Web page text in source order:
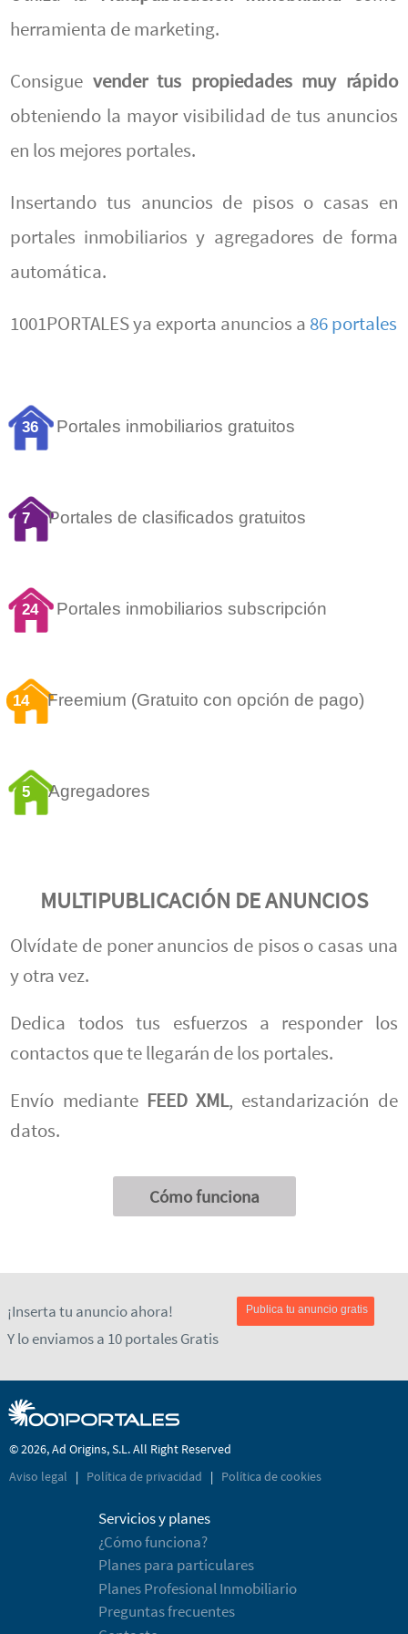
herramienta de marketing.
Consigue vender tus propiedades muy rápido
obteniendo la mayor visibilidad de tus anuncios
en los mejores portales.
Insertando tus anuncios de pisos o casas en
portales inmobiliarios y agregadores de forma
automática.
1001PORTALES ya exporta anuncios a 86 portales
36 Portales inmobiliarios gratuitos
7 Portales de clasificados gratuitos
24 Portales inmobiliarios subscripción
14 Freemium (Gratuito con opción de pago)
5 Agregadores
MULTIPUBLICACIÓN DE ANUNCIOS
Olvídate de poner anuncios de pisos o casas una
y otra vez.
Dedica todos tus esfuerzos a responder los
contactos que te llegarán de los portales.
Envío mediante FEED XML, estandarización de
datos.
Cómo funciona
¡Inserta tu anuncio ahora!
Y lo enviamos a 10 portales Gratis
Publica tu anuncio gratis
© 2026, Ad Origins, S.L. All Right Reserved
Aviso legal
| Política de privacidad | Política de cookies
Servicios y planes
¿Cómo funciona?
Planes para particulares
Planes Profesional Inmobiliario
Preguntas frecuentes